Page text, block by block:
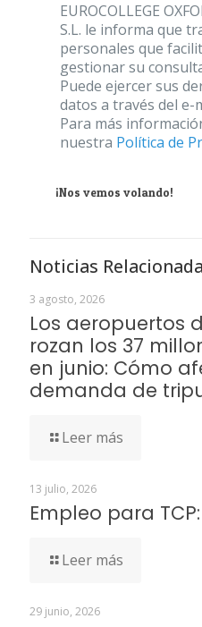
EUROCOLLEGE
S.L. le informa que
personales que
gestionar su
Puede ejercer sus
datos a través del e-
Para más
nuestra Política de
¡Nos vemos volando!
Noticias
3 agosto, 2026
Los aeropuertos
rozan los 37
en junio: Cómo
demanda de
Leer más
13 julio, 2026
Empleo para
Leer más
29 junio, 2026